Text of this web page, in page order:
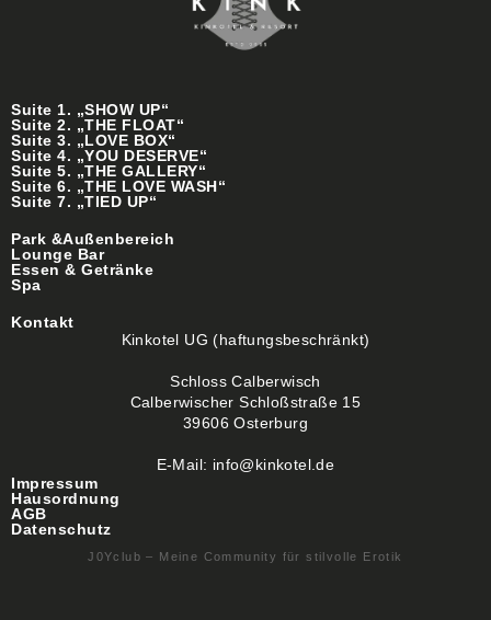
Suite 1. „SHOW UP“
Suite 2. „THE FLOAT“
Suite 3. „LOVE BOX“
Suite 4. „YOU DESERVE“
Suite 5. „THE GALLERY“
Suite 6. „THE LOVE WASH“
Suite 7. „TIED UP“
Park &Außenbereich
Lounge Bar
Essen & Getränke
Spa
Kontakt
Kinkotel UG (haftungsbeschränkt)
Schloss Calberwisch
Calberwischer Schloßstraße 15
39606 Osterburg
E-Mail: info@kinkotel.de
Impressum
Hausordnung
AGB
Datenschutz
J0Yclub – Meine Community für stilvolle Erotik